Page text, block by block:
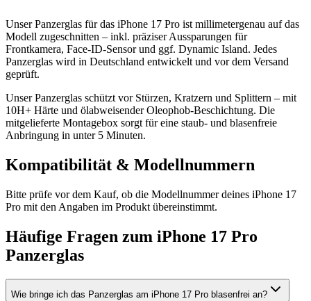
Unser Panzerglas für das iPhone 17 Pro ist millimetergenau auf das
Modell zugeschnitten – inkl. präziser Aussparungen für
Frontkamera, Face-ID-Sensor und ggf. Dynamic Island. Jedes
Panzerglas wird in Deutschland entwickelt und vor dem Versand
geprüft.
Unser Panzerglas schützt vor Stürzen, Kratzern und Splittern – mit
10H+ Härte und ölabweisender Oleophob-Beschichtung. Die
mitgelieferte Montagebox sorgt für eine staub- und blasenfreie
Anbringung in unter 5 Minuten.
Kompatibilität & Modellnummern
Bitte prüfe vor dem Kauf, ob die Modellnummer deines iPhone 17
Pro mit den Angaben im Produkt übereinstimmt.
Häufige Fragen zum iPhone 17 Pro
Panzerglas
Wie bringe ich das Panzerglas am iPhone 17 Pro blasenfrei an?